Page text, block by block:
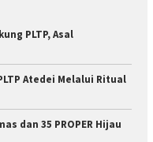
PLTP, Asal
Atedei Melalui Ritual
dan 35 PROPER Hijau